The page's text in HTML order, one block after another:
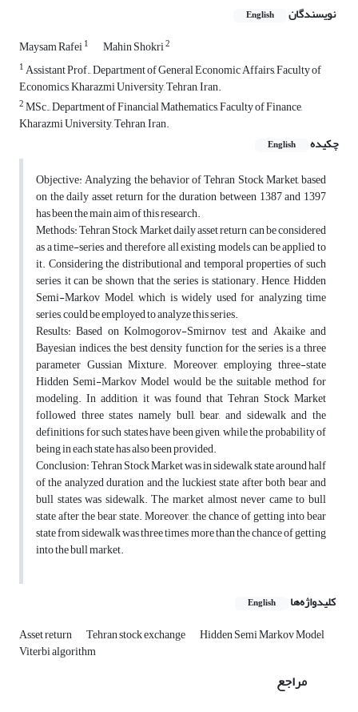
نویسندگان English
Maysam Rafei1 Mahin Shokri2
1Assistant Prof., Department of General Economic Affairs, Faculty of
Economics, Kharazmi University, Tehran, Iran.
2MSc., Department of Financial Mathematics, Faculty of Finance,
Kharazmi University, Tehran, Iran.
چکیده
English
Objective: Analyzing the behavior of Tehran Stock Market, based
on the daily asset return for the duration between 1387 and 1397
has been the main aim of this research.
Methods: Tehran Stock Market daily asset return can be considered
as a time-series and therefore all existing models can be applied to
it. Considering the distributional and temporal properties of such
series, it can be shown that the series is stationary. Hence, Hidden
Semi-Markov Model, which is widely used for analyzing time
series, could be employed to analyze this series.
Results: Based on Kolmogorov-Smirnov test and Akaike and
Bayesian indices, the best density function for the series is a three
parameter Gussian Mixture. Moreover, employing three-state
Hidden Semi-Markov Model would be the suitable method for
modeling. In addition, it was found that Tehran Stock Market
followed three states namely bull, bear, and sidewalk and the
definitions for such states have been given, while the probability of
being in each state has also been provided.
Conclusion: Tehran Stock Market was in sidewalk state around half
of the analyzed duration and the luckiest state after both bear and
bull states was sidewalk. The market almost never came to bull
state after the bear state. Moreover, the chance of getting into bear
state from sidewalk was three times more than the chance of getting
into the bull market.
کلیدواژه‌ها English
Asset return Tehran stock exchange Hidden Semi Markov Model
Viterbi algorithm
مراجع